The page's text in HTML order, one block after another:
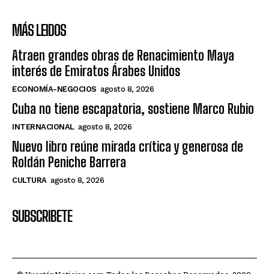
MÁS LEIDOS
Atraen grandes obras de Renacimiento Maya
interés de Emiratos Árabes Unidos
ECONOMÍA-NEGOCIOS agosto 8, 2026
Cuba no tiene escapatoria, sostiene Marco Rubio
INTERNACIONAL agosto 8, 2026
Nuevo libro reúne mirada crítica y generosa de
Roldán Peniche Barrera
CULTURA agosto 8, 2026
SUBSCRIBETE